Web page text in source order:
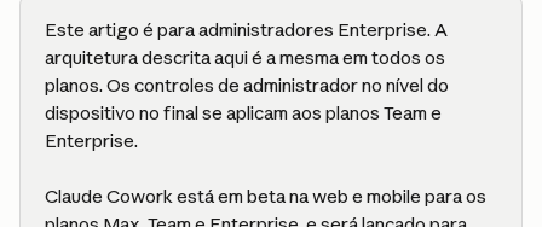
Este artigo é para administradores Enterprise. A
arquitetura descrita aqui é a mesma em todos os
planos. Os controles de administrador no nível do
dispositivo no final se aplicam aos planos Team e
Enterprise.
Claude Cowork está em beta na web e mobile para os